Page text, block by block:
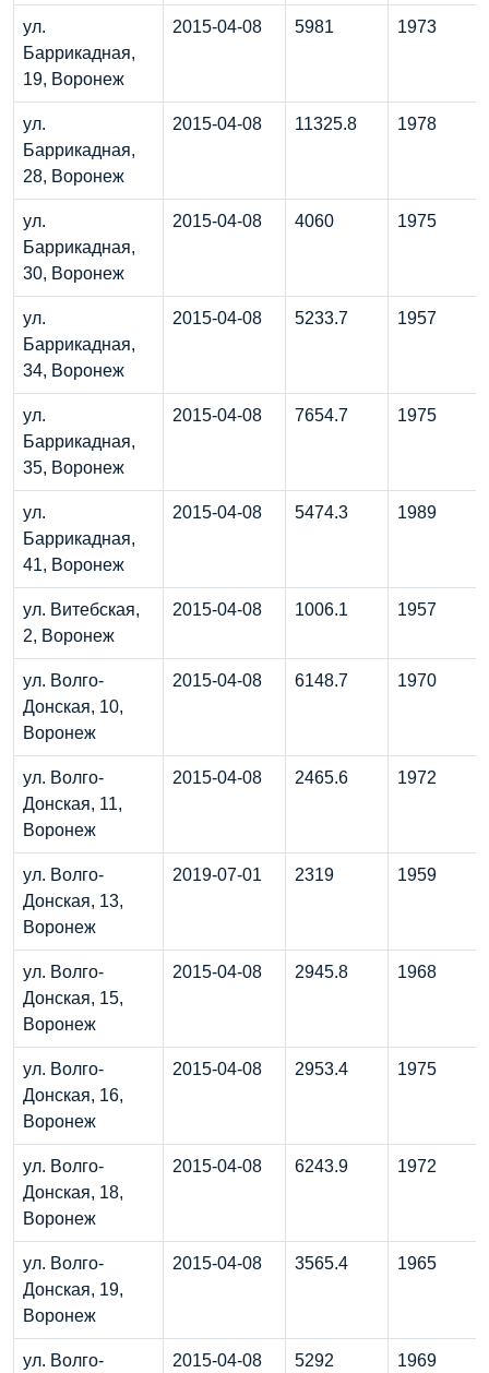
ул.
Баррикадная,
19, Воронеж
2015-04-08 5981 1973
ул.
Баррикадная,
28, Воронеж
2015-04-08 11325.8 1978
ул.
Баррикадная,
30, Воронеж
2015-04-08 4060 1975
ул.
Баррикадная,
34, Воронеж
2015-04-08 5233.7 1957
ул.
Баррикадная,
35, Воронеж
2015-04-08 7654.7 1975
ул.
Баррикадная,
41, Воронеж
2015-04-08 5474.3 1989
ул. Витебская,
2, Воронеж
2015-04-08 1006.1 1957
ул. Волго-
Донская, 10,
Воронеж
2015-04-08 6148.7 1970
ул. Волго-
Донская, 11,
Воронеж
2015-04-08 2465.6 1972
ул. Волго-
Донская, 13,
Воронеж
2019-07-01 2319 1959
ул. Волго-
Донская, 15,
Воронеж
2015-04-08 2945.8 1968
ул. Волго-
Донская, 16,
Воронеж
2015-04-08 2953.4 1975
ул. Волго-
Донская, 18,
Воронеж
2015-04-08 6243.9 1972
ул. Волго-
Донская, 19,
Воронеж
2015-04-08 3565.4 1965
ул. Волго- 2015-04-08 5292 1969